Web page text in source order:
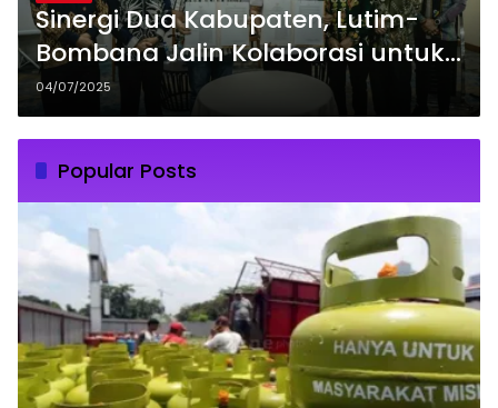
Sinergi Dua Kabupaten, Lutim-
Bombana Jalin Kolaborasi untuk
Pertumbuhan Daerah
04/07/2025
Popular Posts